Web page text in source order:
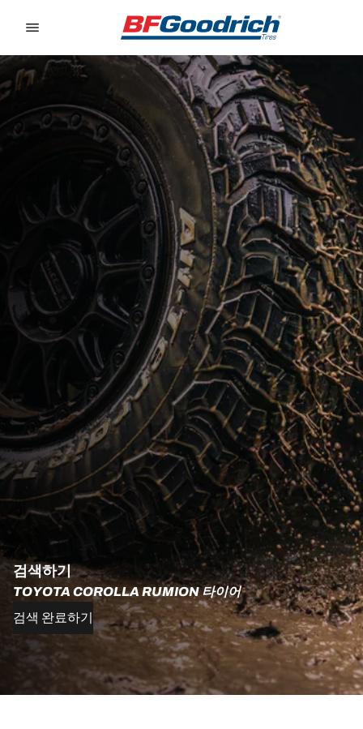
검색하기
TOYOTA COROLLA RUMION 타이어
검색 완료하기